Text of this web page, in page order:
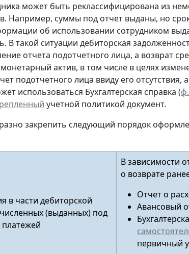
может быть реклассифицирована из
Например, суммы под отчет выданы, но
об использовании сотрудником
В такой ситуации дебиторская
отчета подотчетного лица, а возврат
актив, в том числе в целях
подотчетного лица ввиду его
использоваться Бухгалтерская справка (
учетной политикой документ.
закрепить следующий порядок
в части дебиторской
(выданных) под
платежей
В зависимости
о возврате
Отчет о
Авансовый
первичный